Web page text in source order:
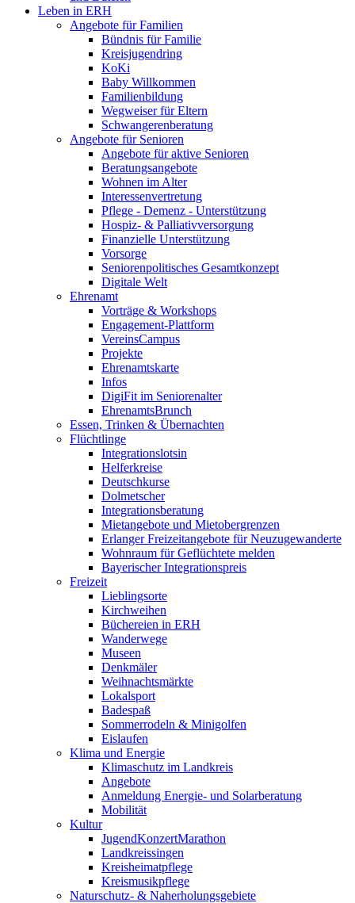
Leben in ERH
Angebote für Familien
Bündnis für Familie
Kreisjugendring
KoKi
Baby Willkommen
Familienbildung
Wegweiser für Eltern
Schwangerenberatung
Angebote für Senioren
Angebote für aktive Senioren
Beratungsangebote
Wohnen im Alter
Interessenvertretung
Pflege - Demenz - Unterstützung
Hospiz- & Palliativversorgung
Finanzielle Unterstützung
Vorsorge
Seniorenpolitisches Gesamtkonzept
Digitale Welt
Ehrenamt
Vorträge & Workshops
Engagement-Plattform
VereinsCampus
Projekte
Ehrenamtskarte
Infos
DigiFit im Seniorenalter
EhrenamtsBrunch
Essen, Trinken & Übernachten
Flüchtlinge
Integrationslotsin
Helferkreise
Deutschkurse
Dolmetscher
Integrationsberatung
Mietangebote und Mietobergrenzen
Erlanger Freizeitangebote für Neuzugewanderte
Wohnraum für Geflüchtete melden
Bayerischer Integrationspreis
Freizeit
Lieblingsorte
Kirchweihen
Büchereien in ERH
Wanderwege
Museen
Denkmäler
Weihnachtsmärkte
Lokalsport
Badespaß
Sommerrodeln & Minigolfen
Eislaufen
Klima und Energie
Klimaschutz im Landkreis
Angebote
Anmeldung Energie- und Solarberatung
Mobilität
Kultur
JugendKonzertMarathon
Landkreissingen
Kreisheimatpflege
Kreismusikpflege
Naturschutz- & Naherholungsgebiete